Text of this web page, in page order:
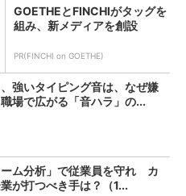
GOETHEとFINCHIがタッグを
組み、新メディアを創設
PR(FINCHI on GOETHE)
強いタイピング音は、なぜ嫌
場で広がる「音ハラ」の...
ーム分析」で従業員を守れ カ
が打つべき手は？（1...